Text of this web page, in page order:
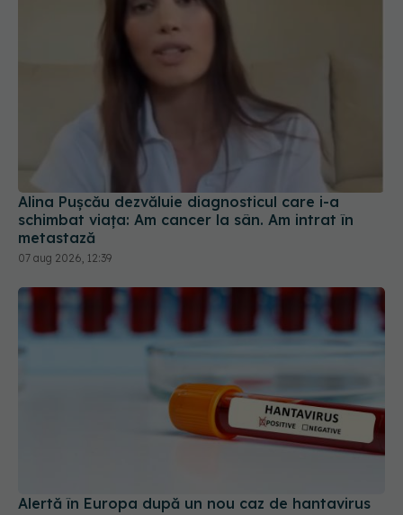
Alina Pușcău dezvăluie diagnosticul care i-a
schimbat viața: Am cancer la sân. Am intrat în
07 aug 2026, 12:39
Alertă în Europa după un nou caz de hantavirus
06 aug 2026, 20:06